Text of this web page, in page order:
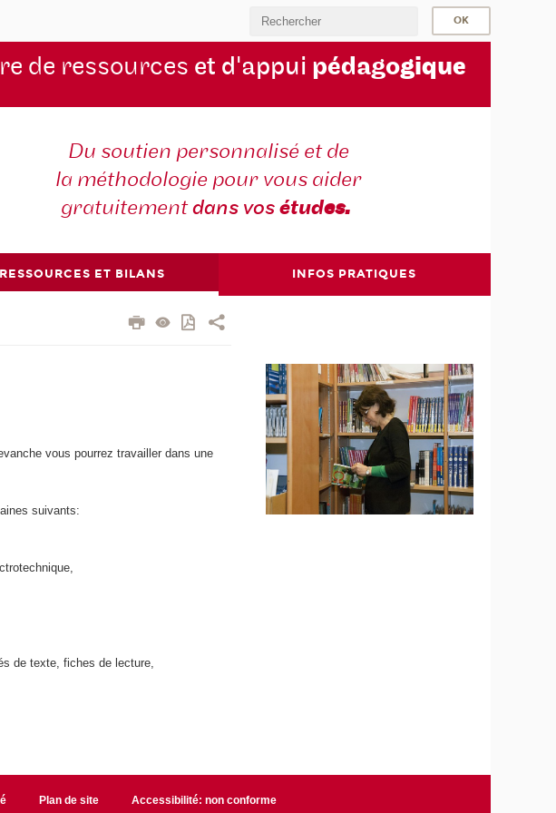
de ressources et d'appui pédagogique
Du soutien personnalisé et de
la méthodologie pour vous aider
gratuitementdans vosétudes.
RESSOURCES ET BILANS INFOS PRATIQUES
vous pourrez travailler dans une
suivants:
de texte, fiches de lecture,
Plan de site Accessibilité: non conforme